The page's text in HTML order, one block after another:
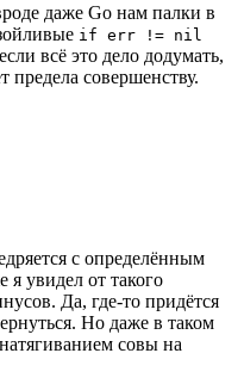
даже Go нам палки в
if err != nil
всё это дело додумать,
предела совершенству.
с определённым
я увидел от такого
Да, где-то придётся
Но даже в таком
совы на